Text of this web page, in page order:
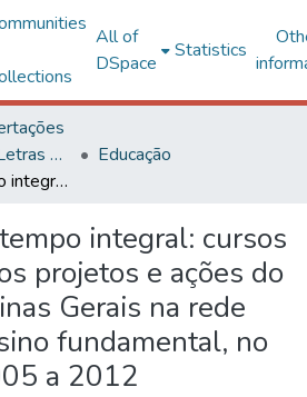
All of
DSpace
Statistics
Ciências Humanas, Letras e Artes
Educação
Educação em tempo integral: cursos e percursos dos projetos e ações do governo de Minas Gerais na rede pública do ensino fundamental, no período de 2005 a 2012
integral: cursos
projetos e ações do
Gerais na rede
fundamental, no
a 2012